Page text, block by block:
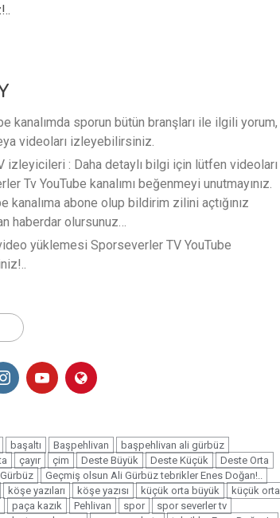
kanalımda sporun bütün branşları ile ilgili yorum,
videoları izleyebilirsiniz.
izleyicileri : Daha detaylı bilgi için lütfen videoları
Tv YouTube kanalımı beğenmeyi unutmayınız.
kanalıma abone olup bildirim zilini açtığınız
haberdar olursunuz…
yüklemesi Sporseverler TV YouTube
başaltı Başpehlivan
başpehlivan ali gürbüz
çayır çim Deste Büyük Deste Küçük
Deste Orta
Geçmiş olsun Ali Gürbüz tebrikler Enes Doğan!..
köşe yazıları köşe yazısı küçük orta büyük
küçük orta
paça kazık Pehlivan spor
spor severler tv